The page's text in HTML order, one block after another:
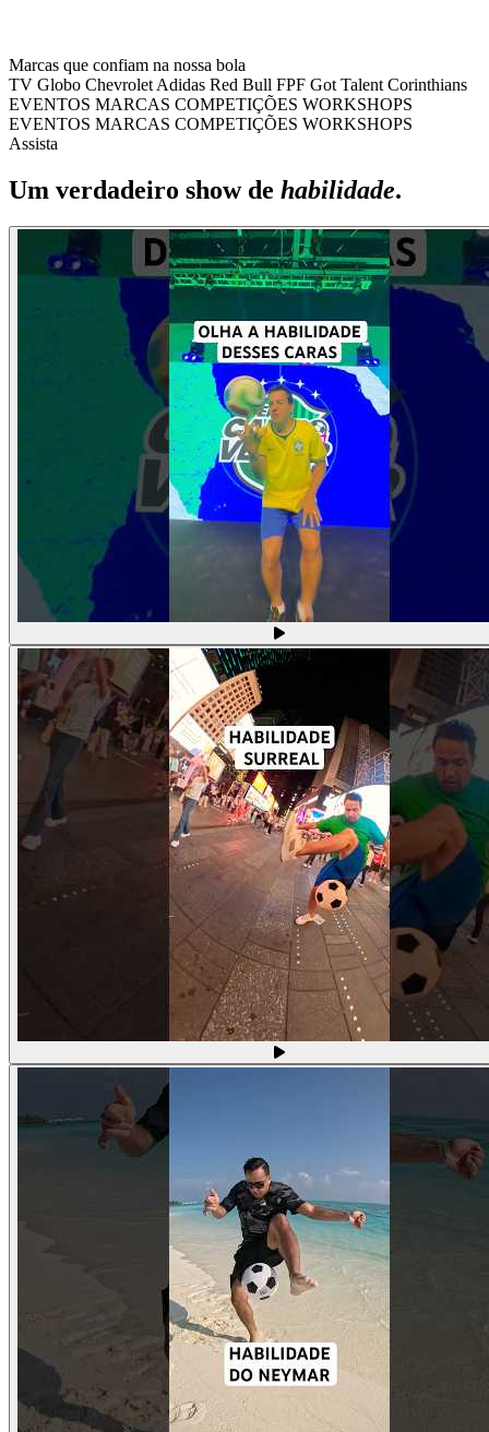
Marcas que confiam na nossa bola
TV Globo Chevrolet Adidas Red Bull FPF Got Talent Corinthians
EVENTOS MARCAS COMPETIÇÕES WORKSHOPS
EVENTOS MARCAS COMPETIÇÕES WORKSHOPS
Assista
Um verdadeiro show de habilidade.